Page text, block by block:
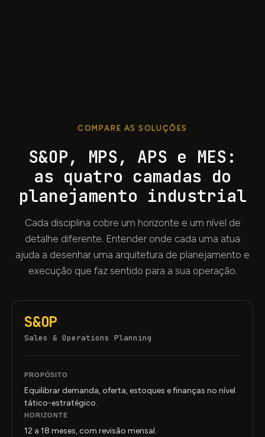
COMPARE AS SOLUÇÕES
S&OP, MPS, APS e MES:
as quatro camadas do
planejamento industrial
Cada disciplina cobre um horizonte e um nível de
detalhe diferente. Entender onde cada uma atua
ajuda a desenhar uma arquitetura de planejamento e
execução que faz sentido para a sua operação.
S&OP
Sales & Operations Planning
PROPÓSITO
Equilibrar demanda, oferta, estoques e finanças no nível
tático-estratégico.
HORIZONTE
12 a 18 meses, com revisão mensal.